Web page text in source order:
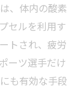
、体内の酸素
セルを利用す
トされ、疲労
ーツ選手だけ
も有効な手段